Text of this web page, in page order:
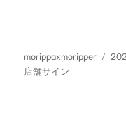
投
稿
morippaxmoripper
投
店舗サイン